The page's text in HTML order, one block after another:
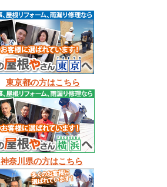
東京都の方はこちら
神奈川県の方はこちら